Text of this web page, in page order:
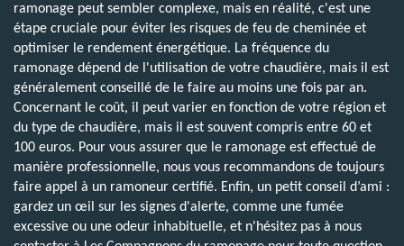
ramonage peut sembler complexe, mais en réalité, c'est une
étape cruciale pour éviter les risques de feu de cheminée et
optimiser le rendement énergétique. La fréquence du
ramonage dépend de l'utilisation de votre chaudière, mais il est
généralement conseillé de le faire au moins une fois par an.
Concernant le coût, il peut varier en fonction de votre région et
du type de chaudière, mais il est souvent compris entre 60 et
100 euros. Pour vous assurer que le ramonage est effectué de
manière professionnelle, nous vous recommandons de toujours
faire appel à un ramoneur certifié. Enfin, un petit conseil d’ami :
gardez un œil sur les signes d'alerte, comme une fumée
excessive ou une odeur inhabituelle, et n'hésitez pas à nous